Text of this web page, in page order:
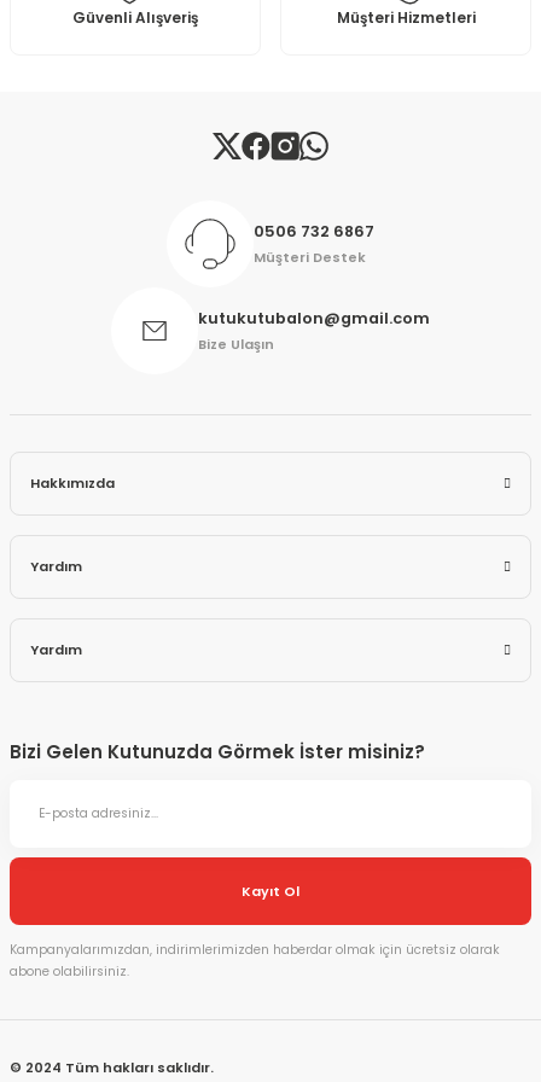
Gönder
Güvenli Alışveriş Müşteri Hizmetleri
0506 732 6867
Müşteri Destek
kutukutubalon@gmail.com
Bize Ulaşın
Hakkımızda
Yardım
Yardım
Bizi Gelen Kutunuzda Görmek İster misiniz?
Kayıt Ol
Kampanyalarımızdan, indirimlerimizden haberdar olmak için ücretsiz olarak
abone olabilirsiniz.
© 2024 Tüm hakları saklıdır.